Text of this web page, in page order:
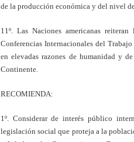
de la producción económica y del nivel
11º. Las Naciones americanas
Conferencias Internacionales del
en ele­vadas razones de humanidad y
Continente.
RECOMIENDA:
1º. Considerar de interés público
legislación social que proteja a la